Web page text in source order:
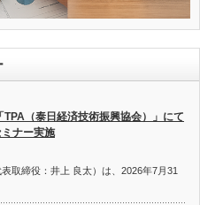
（泰日経済技術振興協会）」にて
ナー実施
取締役：井上 良太）は、2026年7月31